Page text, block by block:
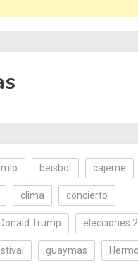
beisbol cajeme
clima concierto
Donald Trump elecciones
guaymas